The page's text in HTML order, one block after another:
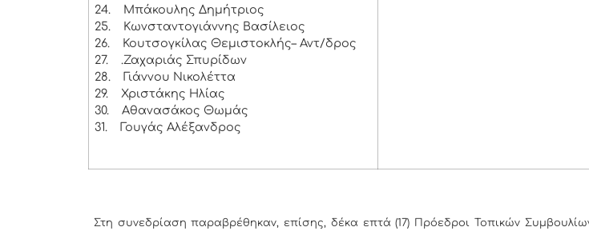
24.
Μπάκουλης Δημήτριος
25.
Κωνσταντογιάννης Βασίλειος
26.
Κουτσογκίλας Θεμιστοκλής– Αντ/δρος
27.
.Ζαχαριάς Σπυρίδων
28.
Γιάννου Νικολέττα
29.
Χριστάκης Ηλίας
30.
Αθανασάκος Θωμάς
31.
Γουγάς Αλέξανδρος
Στη συνεδρίαση παραβρέθηκαν, επίσης, δέκα επτά (17) Πρόεδροι Τοπικών